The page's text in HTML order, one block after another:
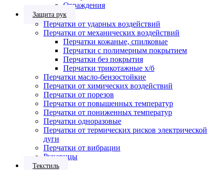
Ограждения
Защита рук
Перчатки от ударных воздействий
Перчатки от механических воздействий
Перчатки кожаные, спилковые
Перчатки с полимерным покрытием
Перчатки без покрытия
Перчатки трикотажные х/б
Перчатки масло-бензостойкие
Перчатки от химических воздействий
Перчатки от порезов
Перчатки от повышенных температур
Перчатки от пониженных температур
Перчатки одноразовые
Перчатки от термических рисков электрической
дуги
Перчатки от вибрации
Рукавицы
Текстиль